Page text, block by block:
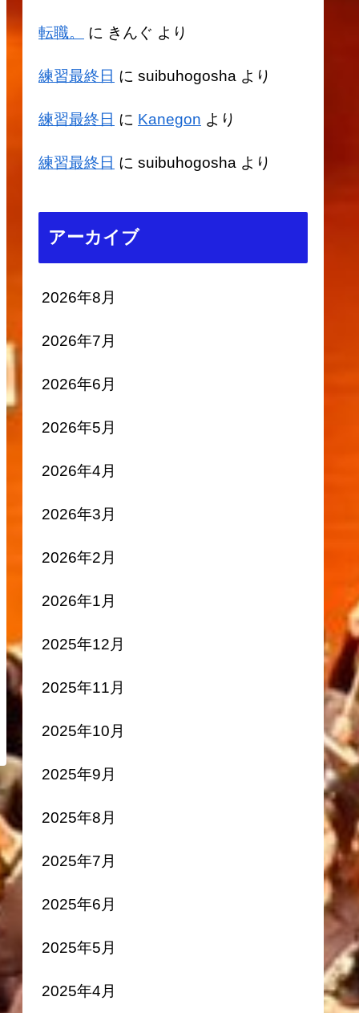
転職。 に きんぐ より
練習最終日 に suibuhogosha より
練習最終日 に Kanegon より
練習最終日 に suibuhogosha より
アーカイブ
2026年8月
2026年7月
2026年6月
2026年5月
2026年4月
2026年3月
2026年2月
2026年1月
2025年12月
2025年11月
2025年10月
2025年9月
2025年8月
2025年7月
2025年6月
2025年5月
2025年4月